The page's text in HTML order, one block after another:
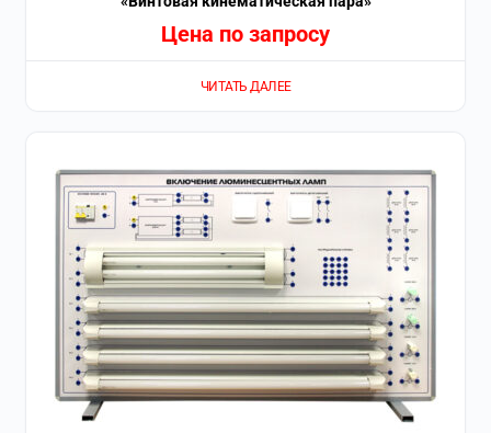
Цена по запросу
ЧИТАТЬ ДАЛЕЕ